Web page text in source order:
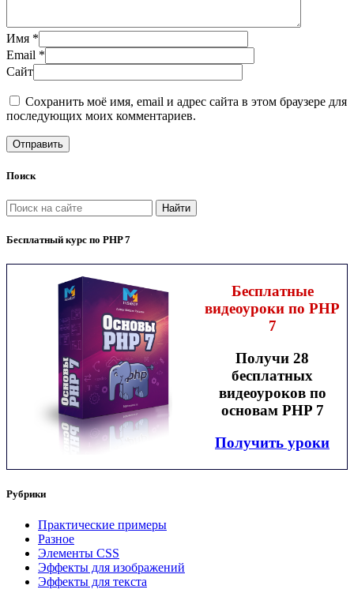
Имя *
Email *
Сайт
Сохранить моё имя, email и адрес сайта в этом браузере для
последующих моих комментариев.
Поиск
Найти
Бесплатный курс по PHP 7
Бесплатные
видеоуроки по PHP
7
Получи 28
бесплатных
видеоуроков по
основам PHP 7
Получить уроки
Рубрики
Практические примеры
Разное
Элементы CSS
Эффекты для изображений
Эффекты для текста